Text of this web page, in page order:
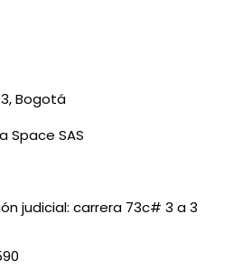
Bogotá
Space SAS
judicial: carrera 73c# 3 a 3